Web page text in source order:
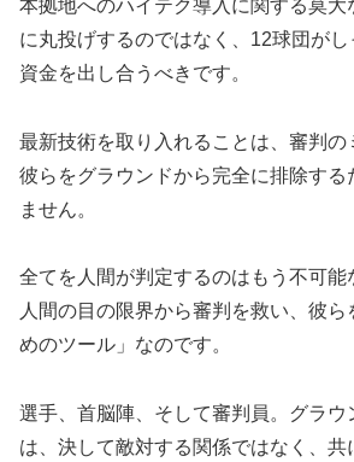
本拠地へのハイテク導入に関する莫大
に丸投げするのではなく、12球団が
資金を出し合うべきです。
最新技術を取り入れることは、審判の
彼らをグラウンドから完全に排除する
ません。
全てを人間が判定するのはもう不可能
人間の目の限界から審判を救い、彼ら
めのツール」なのです。
選手、首脳陣、そして審判員。グラウ
は、決して敵対する関係ではなく、共